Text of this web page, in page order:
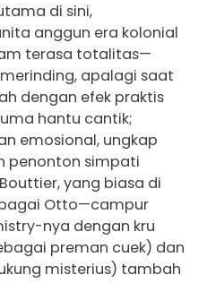
di sini,
anggun era kolonial
terasa totalitas—
apalagi saat
dengan efek praktis
hantu cantik;
emosional, ungkap
penonton simpati
yang biasa di
Otto—campur
nya dengan kru
preman cuek) dan
misterius) tambah